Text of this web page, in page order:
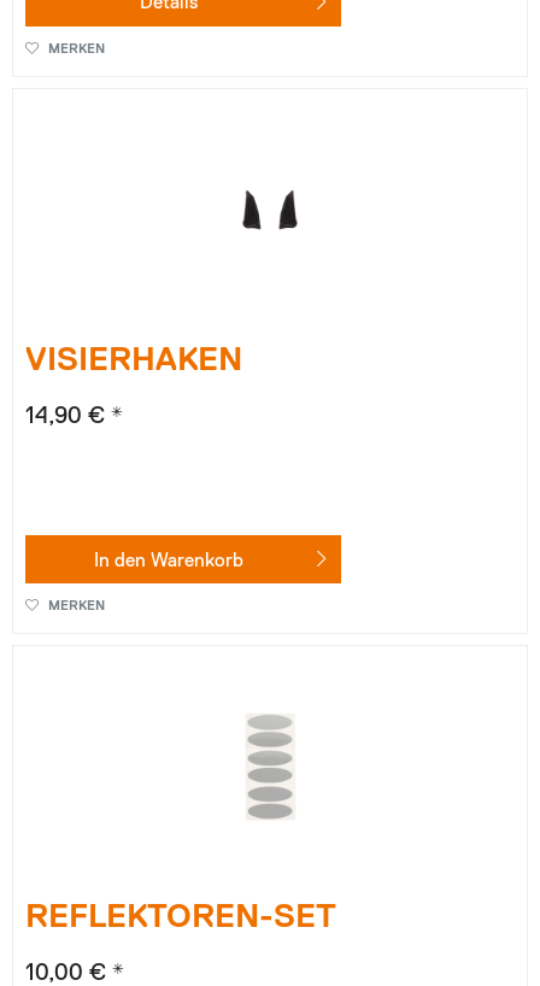
MERKEN
VISIERHAKEN
14,90 € *
In den Warenkorb
MERKEN
REFLEKTOREN-SET
10,00 € *